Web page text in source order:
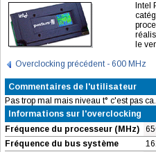
Intel
le
Overclocking précédent - 600 MHz
Commentaires de l'utilisateur
Pas trop mal mais niveau t° c'est pas
Informations sur l'overclocking
Fréquence du processeur (MHz)
Fréquence du bus système